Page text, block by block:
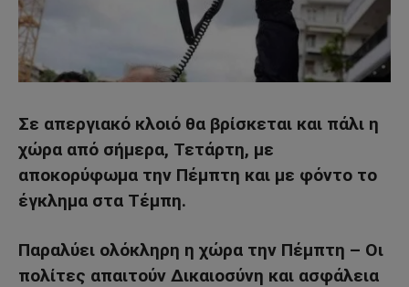
Σε απεργιακό κλοιό θα βρίσκεται και πάλι η
χώρα από σήμερα, Τετάρτη, με
αποκορύφωμα την Πέμπτη και με φόντο το
έγκλημα στα Τέμπη.
Παραλύει ολόκληρη η χώρα την Πέμπτη – Οι
πολίτες απαιτούν Δικαιοσύνη και ασφάλεια